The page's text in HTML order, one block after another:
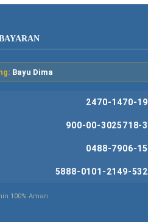
Bayu Dima
2470-1470-19
900-00-3025718-3
0488-7906-15
5888-0101-2149-532
100% Aman